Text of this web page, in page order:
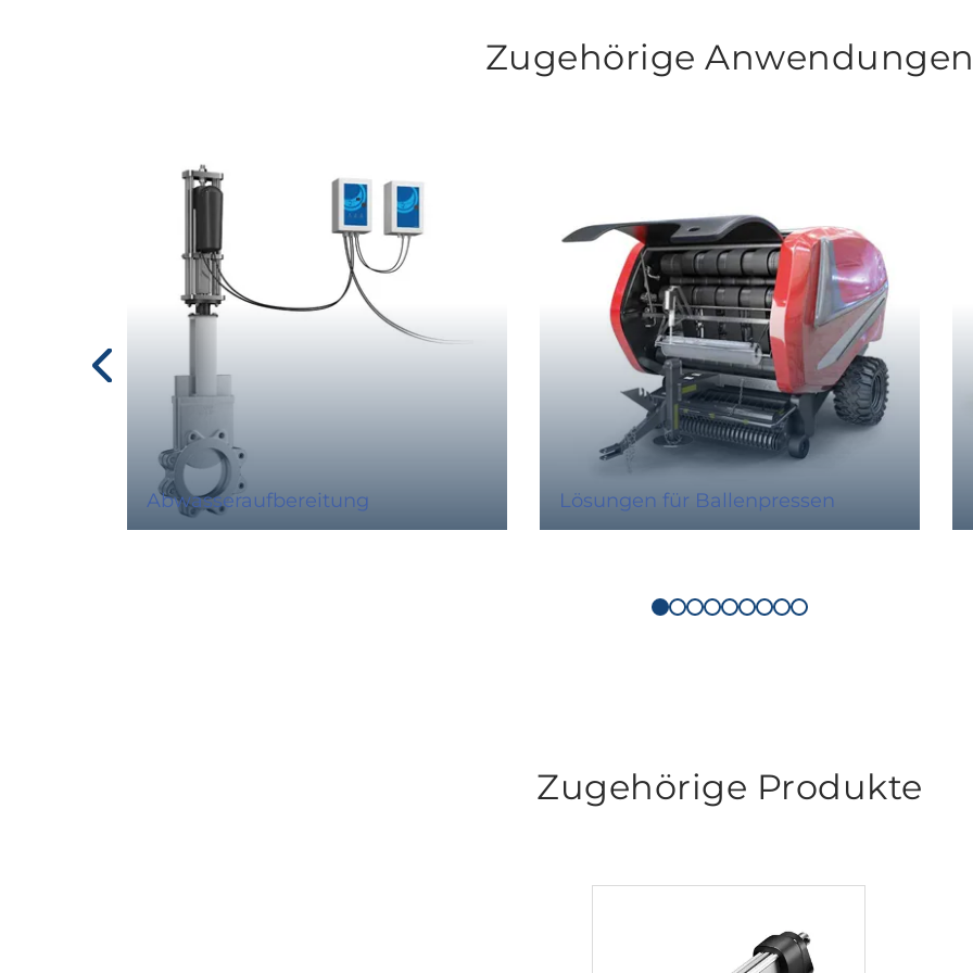
Zugehörige
Abwasseraufbereitung Lösungen für Ballenpressen
Zugehörige Produkte